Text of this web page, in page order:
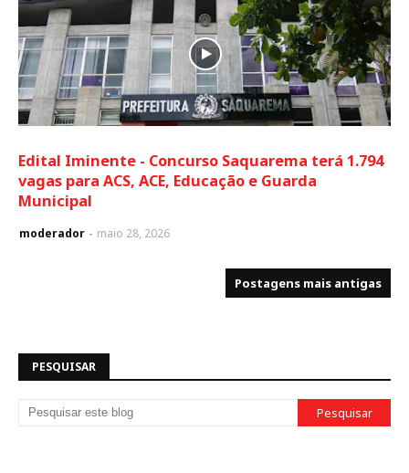
Edital Iminente - Concurso Saquarema terá 1.794
vagas para ACS, ACE, Educação e Guarda
Municipal
moderador maio 28, 2026
Postagens mais antigas
PESQUISAR